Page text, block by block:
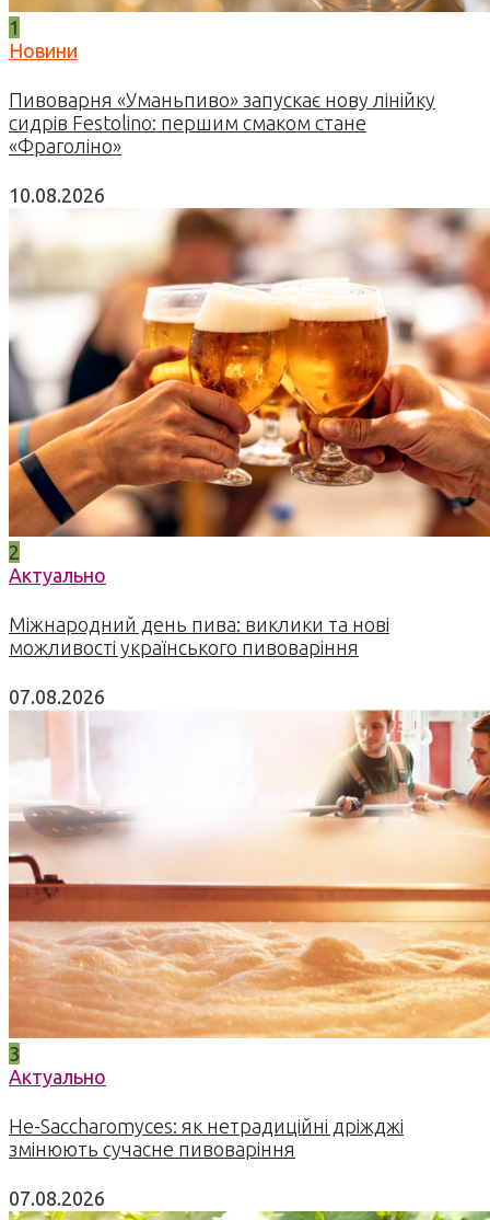
1
Новини
Пивоварня «Уманьпиво» запускає нову лінійку
сидрів Festolino: першим смаком стане
«Фраголіно»
10.08.2026
2
Актуально
Міжнародний день пива: виклики та нові
можливості українського пивоваріння
07.08.2026
3
Актуально
Не-Saccharomyces: як нетрадиційні дріжджі
змінюють сучасне пивоваріння
07.08.2026